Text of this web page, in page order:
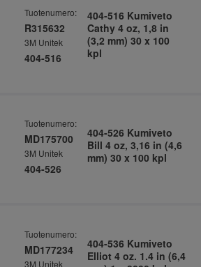
Tuotenumero:
R315632
3M Unitek
404-516
404-516 Kumiveto
Cathy 4 oz, 1,8 in
(3,2 mm) 30 x 100
kpl
Tuotenumero:
MD175700
3M Unitek
404-526
404-526 Kumiveto
Bill 4 oz, 3,16 in (4,6
mm) 30 x 100 kpl
Tuotenumero:
MD177234
3M Unitek
404-536 Kumiveto
Elliot 4 oz. 1.4 in (6,4